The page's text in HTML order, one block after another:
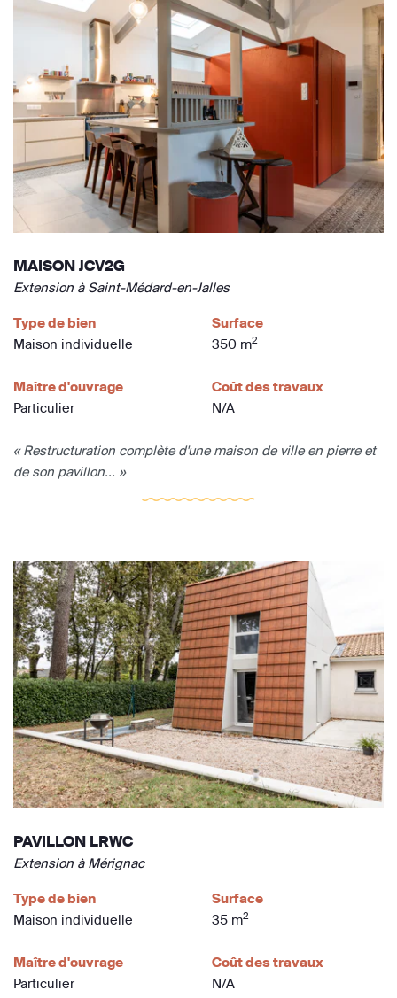
MAISON JCV2G
Extension à Saint-Médard-en-Jalles
Type de bien
Maison individuelle
Surface
350 m2
Maître d'ouvrage
Particulier
Coût des travaux
N/A
« Restructuration complète d'une maison de ville en pierre et
de son pavillon... »
PAVILLON LRWC
Extension à Mérignac
Type de bien
Maison individuelle
Surface
35 m2
Maître d'ouvrage
Particulier
Coût des travaux
N/A